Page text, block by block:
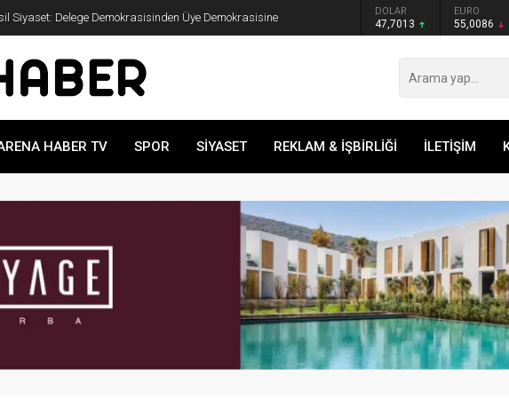
Siyaset: Delege Demokrasisinden Üye Demokrasisine DOLAR
47,7013
EURO
55,0086
HABER TV SPOR SİYASET REKLAM & İŞBİRLİĞİ İLETİŞİM